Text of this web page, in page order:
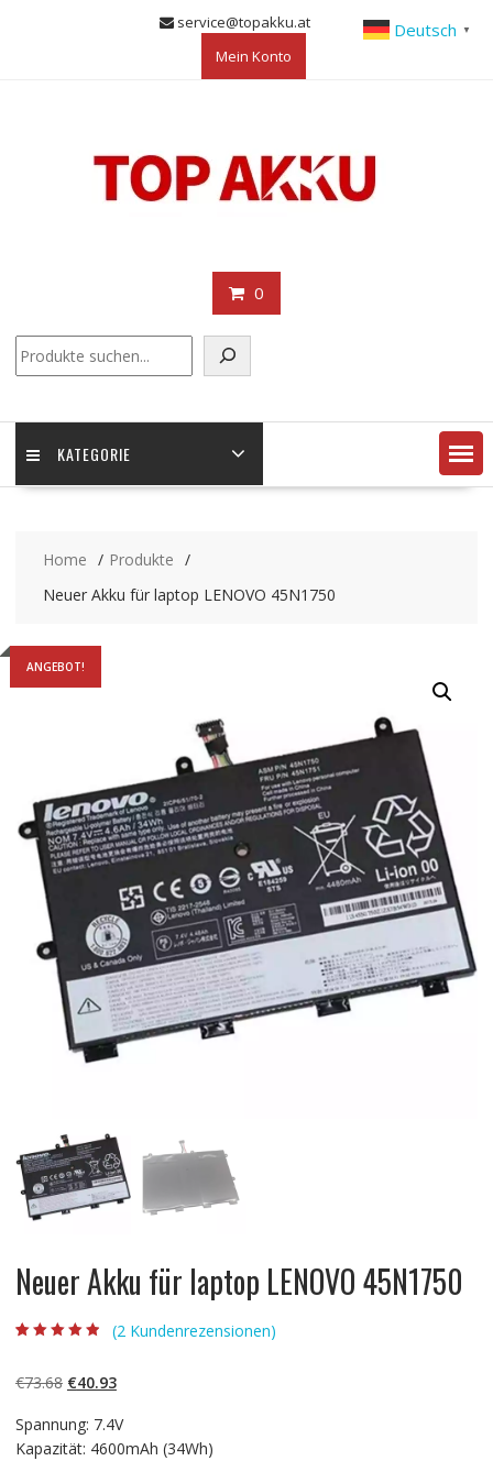
service@topakku.at
Mein Konto
0
KATEGORIE
Home
Produkte
Neuer Akku für laptop LENOVO 45N1750
ANGEBOT!
Neuer Akku für laptop LENOVO 45N1750
basierend auf
Kundenbewert
(2 Kundenrezensionen)
€73.68 Ursprünglicher
war:
€73.68
€40.93Aktueller
ist:
€40.93.
Spannung: 7.4V
Kapazität: 4600mAh (34Wh)
Deutsch ▼